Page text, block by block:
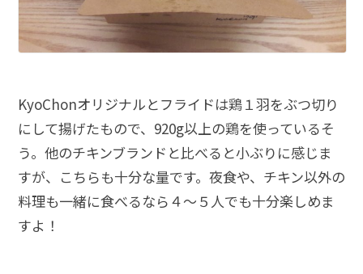
KyoChonオリジナルとフライドは鶏１羽をぶつ切り
にして揚げたもので、920g以上の鶏を使っているそ
う。他のチキンブランドと比べると小ぶりに感じま
すが、こちらも十分な量です。夜食や、チキン以外の
料理も一緒に食べるなら４〜５人でも十分楽しめま
すよ！